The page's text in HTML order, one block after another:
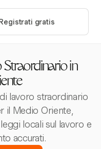
gratis
in
lavoro straordinario
Medio Oriente,
locali sul lavoro e
accurati.